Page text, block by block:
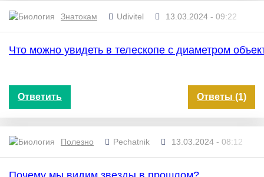
Знатокам Udivitel 13.03.2024 - 09:22
Что можно увидеть в телескопе с диаметром
Ответить Ответы (1)
Полезно Pechatnik 13.03.2024 - 08:12